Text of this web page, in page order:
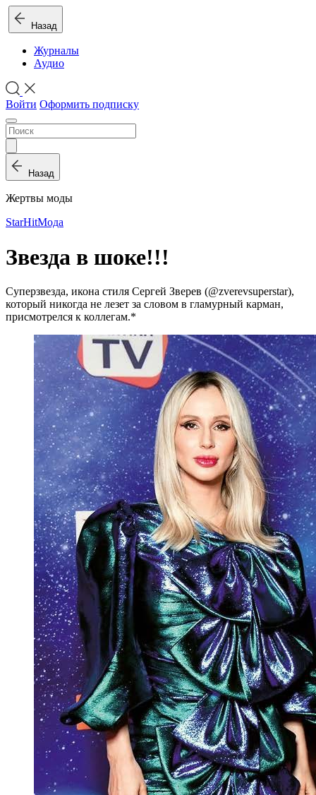
Назад
Журналы
Аудио
Войти Оформить подписку
Назад
Жертвы моды
StarHitМода
Звезда в шоке!!!
Суперзвезда, икона стиля Сергей Зверев (@zverevsuperstar),
который никогда не лезет за словом в гламурный карман,
присмотрелся к коллегам.*